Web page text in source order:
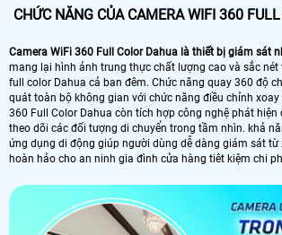
CHỨC NĂNG CỦA CAMERA WIFI 360
Camera WiFi 360 Full Color Dahua là thiết bị giám sát
mang lại hình ảnh trung thực chất lượng cao và sắc nét
full color Dahua cả ban đêm. Chức năng quay 360 độ
quát toàn bộ không gian với chức năng điều chỉnh xoay
360 Full Color Dahua còn tích hợp công nghệ phát hiện
theo dõi các đối tượng di chuyển trong tầm nhìn. khả
ứng dụng di động giúp người dùng dễ dàng giám sát
hoàn hảo cho an ninh gia đình cửa hàng tiêt kiệm chi